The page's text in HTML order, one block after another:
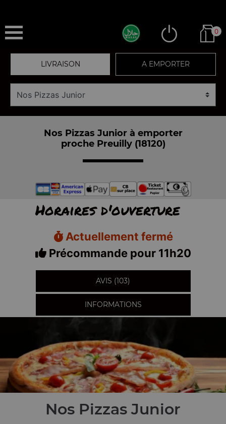
0
LIVRAISON A EMPORTER
Nos Pizzas Junior à emporter
proche Preuilly (18120)
Horaires d'ouverture
Actuellement fermé
Précommande pour 11h20
AVIS (103)
INFORMATIONS
Nos Pizzas Junior